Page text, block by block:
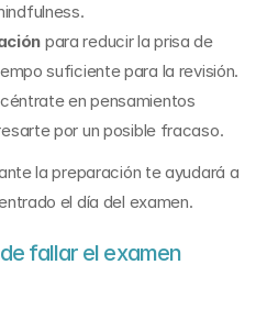
para reducir la prisa de
suficiente para la revisión.
en pensamientos
por un posible fracaso.
la preparación te ayudará a
el día del examen.
fallar el examen